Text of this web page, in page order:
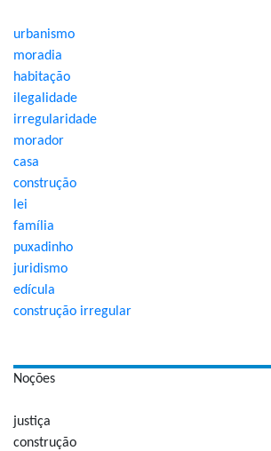
urbanismo
moradia
habitação
ilegalidade
irregularidade
morador
casa
construção
lei
família
puxadinho
juridismo
edícula
construção irregular
Noções
justiça
construção